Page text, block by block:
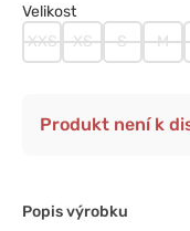
Velikost
XXS
XS S M
Produkt není k
Popis výrobku